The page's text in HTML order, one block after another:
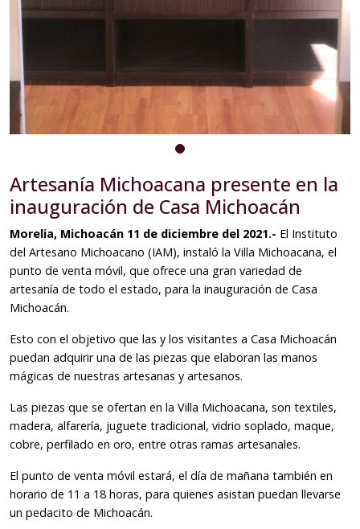
Artesanía Michoacana presente en la
inauguración de Casa Michoacán
Morelia, Michoacán 11 de diciembre del 2021.- El Instituto
del Artesano Michoacano (IAM), instaló la Villa Michoacana, el
punto de venta móvil, que ofrece una gran variedad de
artesanía de todo el estado, para la inauguración de Casa
Michoacán.
Esto con el objetivo que las y los visitantes a Casa Michoacán
puedan adquirir una de las piezas que elaboran las manos
mágicas de nuestras artesanas y artesanos.
Las piezas que se ofertan en la Villa Michoacana, son textiles,
madera, alfarería, juguete tradicional, vidrio soplado, maque,
cobre, perfilado en oro, entre otras ramas artesanales.
El punto de venta móvil estará, el día de mañana también en
horario de 11 a 18 horas, para quienes asistan puedan llevarse
un pedacito de Michoacán.